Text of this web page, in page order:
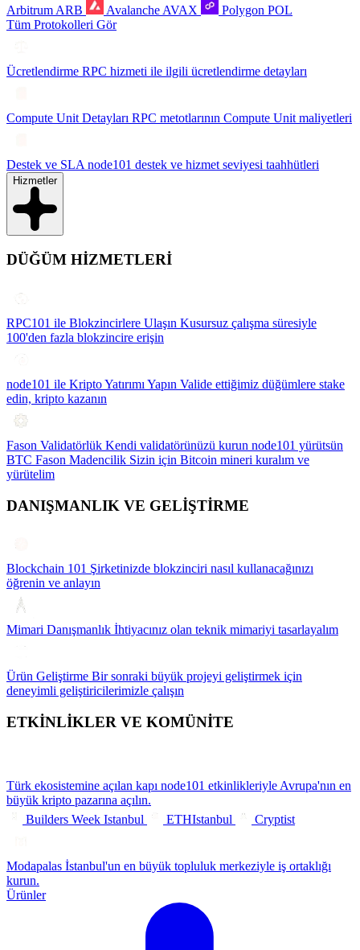
Arbitrum ARB Avalanche AVAX Polygon POL
Tüm Protokolleri Gör
Ücretlendirme RPC hizmeti ile ilgili ücretlendirme detayları
Compute Unit Detayları RPC metotlarının Compute Unit maliyetleri
Destek ve SLA node101 destek ve hizmet seviyesi taahhütleri
Hizmetler
DÜĞÜM HİZMETLERİ
RPC101 ile Blokzincirlere Ulaşın Kusursuz çalışma süresiyle
100'den fazla blokzincire erişin
node101 ile Kripto Yatırımı Yapın Valide ettiğimiz düğümlere stake
edin, kripto kazanın
Fason Validatörlük Kendi validatörünüzü kurun node101 yürütsün
BTC Fason Madencilik Sizin için Bitcoin mineri kuralım ve
yürütelim
DANIŞMANLIK VE GELİŞTİRME
Blockchain 101 Şirketinizde blokzinciri nasıl kullanacağınızı
öğrenin ve anlayın
Mimari Danışmanlık İhtiyacınız olan teknik mimariyi tasarlayalım
Ürün Geliştirme Bir sonraki büyük projeyi geliştirmek için
deneyimli geliştiricilerimizle çalışın
ETKİNLİKLER VE KOMÜNİTE
Türk ekosistemine açılan kapı node101 etkinlikleriyle Avrupa'nın en
büyük kripto pazarına açılın.
Builders Week Istanbul
ETHIstanbul Cryptist
Modapalas İstanbul'un en büyük topluluk merkeziyle iş ortaklığı
kurun.
Ürünler